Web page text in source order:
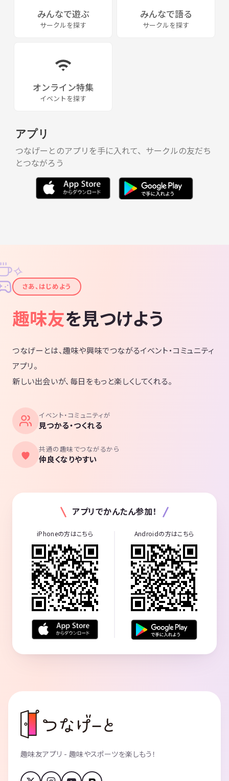
みんなで遊ぶ
サークルを探す
みんなで語る
サークルを探す
オンライン特集
イベントを探す
アプリ
つなげーとのアプリを手に入れて、サークルの友だち
とつながろう
✦
✧
さあ、はじめよう
趣味友を見つけよう
つなげーとは、趣味や興味でつながるイベント・コミュニティ
アプリ。
新しい出会いが、毎日をもっと楽しくしてくれる。
イベント・コミュニティが
見つかる・つくれる
共通の趣味でつながるから
仲良くなりやすい
アプリでかんたん参加！
iPhoneの方はこちら Androidの方はこちら
趣味友アプリ - 趣味やスポーツを楽しもう！